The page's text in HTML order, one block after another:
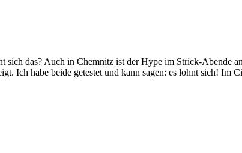
das? Auch in Chemnitz ist der Hype im Strick-Abende
Ich habe beide getestet und kann sagen: es lohnt sich! Im